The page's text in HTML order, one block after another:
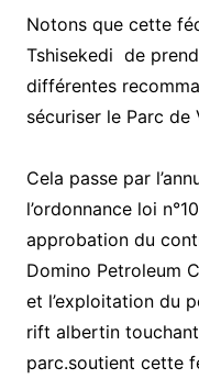
Notons que cette
Tshisekedi de
différentes
sécuriser le Parc de
Cela passe par
l’ordonnance loi
approbation du
Domino Petroleum
et l’exploitation du
rift albertin
parc.soutient cette